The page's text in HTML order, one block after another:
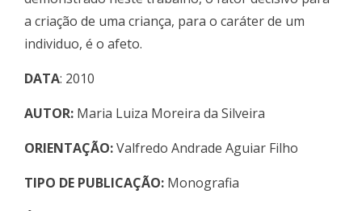
a criação de uma criança, para o caráter de um
individuo, é o afeto.
DATA: 2010
AUTOR: Maria Luiza Moreira da Silveira
ORIENTAÇÃO:Valfredo Andrade Aguiar Filho
TIPO DE PUBLICAÇÃO: Monografia